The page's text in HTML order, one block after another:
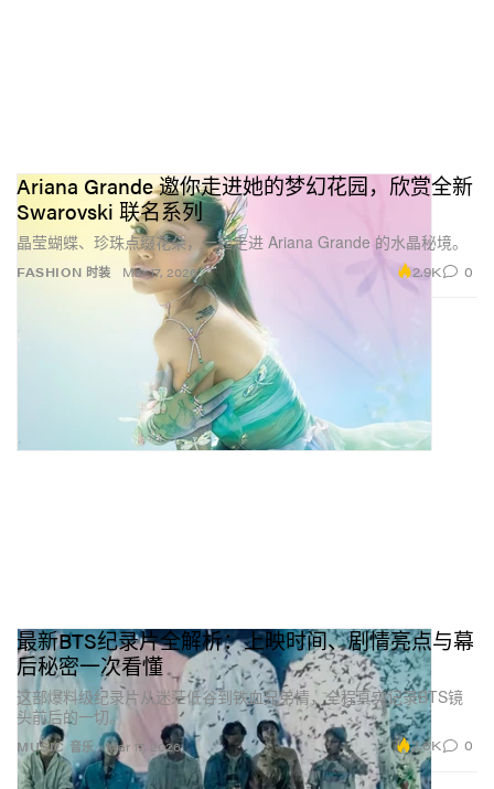
FASHION 时装
Ariana Grande 邀你走进她的梦幻花园，欣赏全新
Swarovski 联名系列
晶莹蝴蝶、珍珠点缀花朵，一起走进 Ariana Grande 的水晶秘境。
Mar 17, 2026 2.9K 0
MUSIC 音乐
最新BTS纪录片全解析：上映时间、剧情亮点与幕
后秘密一次看懂
这部爆料级纪录片从迷茫低谷到铁血兄弟情，全程真实记录BTS镜
头前后的一切。
Mar 17, 2026 2.6K 0